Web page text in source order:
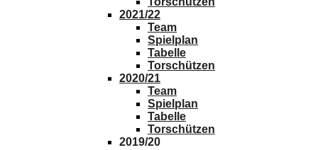
2021/22
Team
Spielplan
Tabelle
Torschützen
2020/21
Team
Spielplan
Tabelle
Torschützen
2019/20